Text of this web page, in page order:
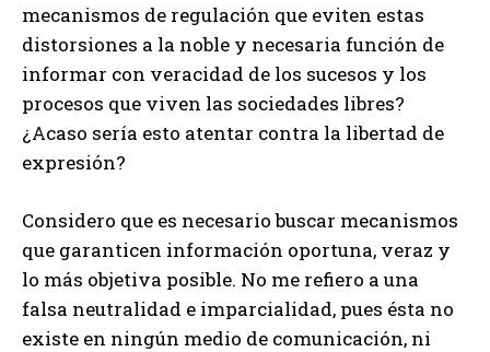
mecanismos de regulación que eviten estas
distorsiones a la noble y necesaria función de
informar con veracidad de los sucesos y los
procesos que viven las sociedades libres?
¿Acaso sería esto atentar contra la libertad de
expresión?
Considero que es necesario buscar mecanismos
que garanticen información oportuna, veraz y
lo más objetiva posible. No me refiero a una
falsa neutralidad e imparcialidad, pues ésta no
existe en ningún medio de comunicación, ni